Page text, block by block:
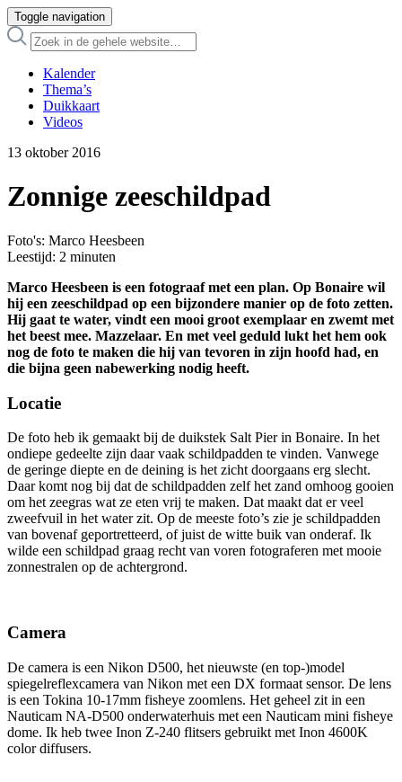
Toggle navigation
Kalender
Thema’s
Duikkaart
Videos
13 oktober 2016
Zonnige zeeschildpad
Foto's: Marco Heesbeen
Leestijd: 2 minuten
Marco Heesbeen is een fotograaf met een plan. Op Bonaire wil
hij een zeeschildpad op een bijzondere manier op de foto zetten.
Hij gaat te water, vindt een mooi groot exemplaar en zwemt met
het beest mee. Mazzelaar. En met veel geduld lukt het hem ook
nog de foto te maken die hij van tevoren in zijn hoofd had, en
die bijna geen nabewerking nodig heeft.
Locatie
De foto heb ik gemaakt bij de duikstek Salt Pier in Bonaire. In het
ondiepe gedeelte zijn daar vaak schildpadden te vinden. Vanwege
de geringe diepte en de deining is het zicht doorgaans erg slecht.
Daar komt nog bij dat de schildpadden zelf het zand omhoog gooien
om het zeegras wat ze eten vrij te maken. Dat maakt dat er veel
zweefvuil in het water zit. Op de meeste foto’s zie je schildpadden
van bovenaf geportretteerd, of juist de witte buik van onderaf. Ik
wilde een schildpad graag recht van voren fotograferen met mooie
zonnestralen op de achtergrond.
Camera
De camera is een Nikon D500, het nieuwste (en top-)model
spiegelreflexcamera van Nikon met een DX formaat sensor. De lens
is een Tokina 10-17mm fisheye zoomlens. Het geheel zit in een
Nauticam NA-D500 onderwaterhuis met een Nauticam mini fisheye
dome. Ik heb twee Inon Z-240 flitsers gebruikt met Inon 4600K
color diffusers.